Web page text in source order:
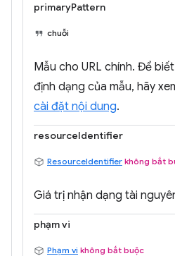
primaryPattern
chuỗi
Mẫu cho URL chính. Để
định dạng của mẫu, hãy
cài đặt nội dung.
resourceIdentifier
ResourceIdentifier không bắt
Giá trị nhận dạng tài
phạm vi
Phạm vi không bắt buộc